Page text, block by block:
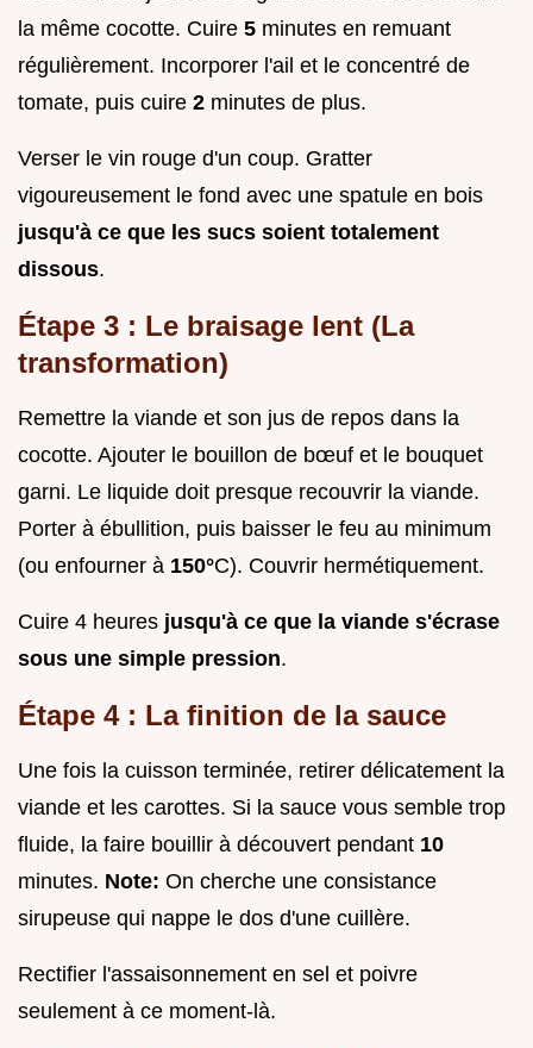
la même cocotte. Cuire 5 minutes en remuant
régulièrement. Incorporer l'ail et le concentré de
tomate, puis cuire 2 minutes de plus.
Verser le vin rouge d'un coup. Gratter
vigoureusement le fond avec une spatule en bois
jusqu'à ce que les sucs soient totalement
dissous.
Étape 3 : Le braisage lent (La
transformation)
Remettre la viande et son jus de repos dans la
cocotte. Ajouter le bouillon de bœuf et le bouquet
garni. Le liquide doit presque recouvrir la viande.
Porter à ébullition, puis baisser le feu au minimum
(ou enfourner à 150°C). Couvrir hermétiquement.
Cuire 4 heures jusqu'à ce que la viande s'écrase
sous une simple pression.
Étape 4 : La finition de la sauce
Une fois la cuisson terminée, retirer délicatement la
viande et les carottes. Si la sauce vous semble trop
fluide, la faire bouillir à découvert pendant 10
minutes. Note: On cherche une consistance
sirupeuse qui nappe le dos d'une cuillère.
Rectifier l'assaisonnement en sel et poivre
seulement à ce moment-là.